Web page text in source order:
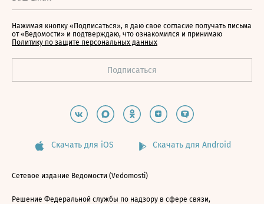
Нажимая кнопку «Подписаться», я даю свое согласие получать письма
от «Ведомости» и подтверждаю, что ознакомился и принимаю
Политику по защите персональных данных
Скачать для iOS Скачать для Android
Сетевое издание Ведомости (Vedomosti)
Решение Федеральной службы по надзору в сфере связи,